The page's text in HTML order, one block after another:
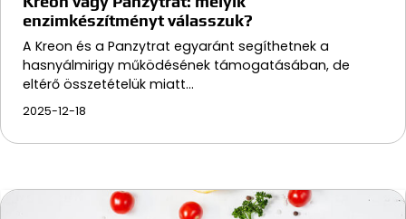
enzimkészítményt válasszuk?
A Kreon és a Panzytrat egyaránt segíthetnek a
hasnyálmirigy működésének támogatásában, de
eltérő összetételük miatt…
2025-12-18